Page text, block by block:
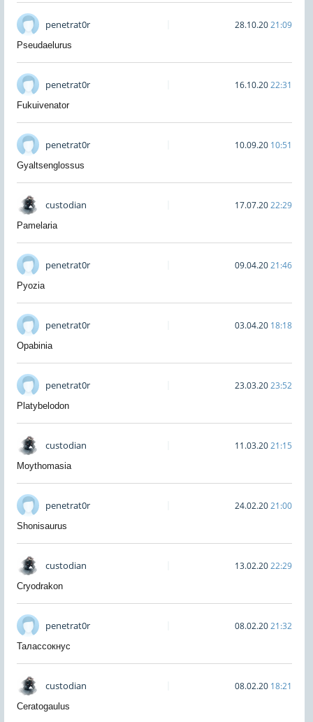
penetrat0r 28.10.2021:09
Pseudaelurus
penetrat0r 16.10.2022:31
Fukuivenator
penetrat0r 10.09.20 10:51
Gyaltsenglossus
custodian 17.07.2022:29
Pamelaria
penetrat0r 09.04.2021:46
Pyozia
penetrat0r 03.04.20 18:18
Opabinia
penetrat0r 23.03.2023:52
Platybelodon
custodian 11.03.2021:15
Moythomasia
penetrat0r 24.02.2021:00
Shonisaurus
custodian 13.02.2022:29
Cryodrakon
penetrat0r 08.02.2021:32
Талассокнус
custodian 08.02.20 18:21
Ceratogaulus